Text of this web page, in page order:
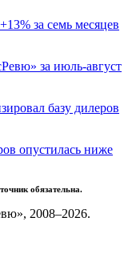
за семь месяцев
за июль-август
базу дилеров
опустилась ниже
обязательна.
2008–2026.